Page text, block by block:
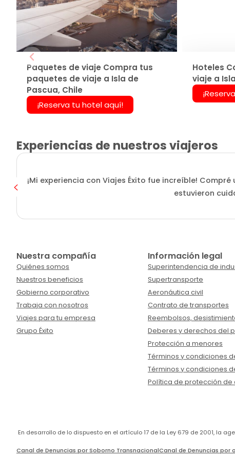
Paquetes de viaje Compra tus
paquetes de viaje a Isla de
Pascua, Chile
¡Reserva tu hotel aquí!
Hoteles
viaje a
Experiencias de nuestros viajeros
¡Mi experiencia con Viajes Éxito fue increíble!
estuvieron
Nuestra compañía
Quiénes somos
Nuestros beneficios
Gobierno corporativo
Trabaja con nosotros
Viajes para tu empresa
Grupo Éxito
Información legal
Superintendencia de
Supertransporte
Aeronáutica civil
Contrato de transportes
Reembolsos,
Deberes y derechos del
Protección a menores
Términos y condiciones
Términos y condiciones
Política de protección de
En desarrollo de lo dispuesto en el artículo 17 de la Ley 679 de 2001, la
Canal de Denuncias por Soborno TransnacionalCanal de Denuncias por